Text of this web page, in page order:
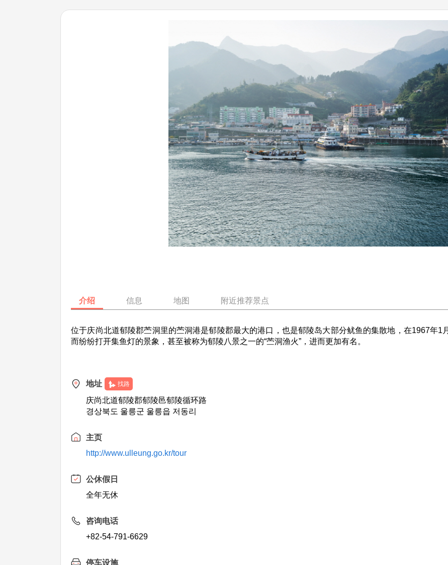
介绍 信息 地图 附近推荐景点
位于庆尚北道郁陵郡苎洞里的苎洞港是郁陵郡最大的港口，也是郁陵岛大部分鱿鱼的集散地，在1967年1
而纷纷打开集鱼灯的景象，甚至被称为郁陵八景之一的“苎洞渔火”，进而更加有名。
地址 找路
庆尚北道郁陵郡郁陵邑郁陵循环路
경상북도 울릉군 울릉읍 저동리
主页
http://www.ulleung.go.kr/tour
公休假日
全年无休
咨询电话
+82-54-791-6629
停车设施